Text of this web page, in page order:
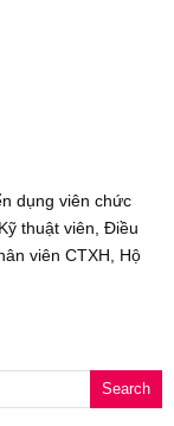
dụng viên chức
thuật viên, Điều
viên CTXH, Hộ